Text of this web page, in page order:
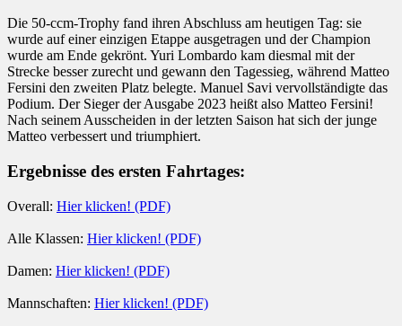
Die 50-ccm-Trophy fand ihren Abschluss am heutigen Tag: sie
wurde auf einer einzigen Etappe ausgetragen und der Champion
wurde am Ende gekrönt. Yuri Lombardo kam diesmal mit der
Strecke besser zurecht und gewann den Tagessieg, während Matteo
Fersini den zweiten Platz belegte. Manuel Savi vervollständigte das
Podium. Der Sieger der Ausgabe 2023 heißt also Matteo Fersini!
Nach seinem Ausscheiden in der letzten Saison hat sich der junge
Matteo verbessert und triumphiert.
Ergebnisse des ersten Fahrtages:
Overall: Hier klicken! (PDF)
Alle Klassen: Hier klicken! (PDF)
Damen: Hier klicken! (PDF)
Mannschaften: Hier klicken! (PDF)